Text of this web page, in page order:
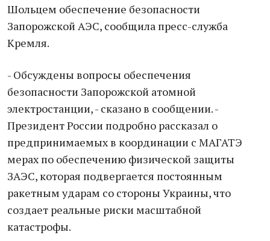
Шольцем обеспечение безопасности
Запорожской АЭС, сообщила пресс-служба
Кремля.
- Обсуждены вопросы обеспечения
безопасности Запорожской атомной
электростанции, - сказано в сообщении. -
Президент России подробно рассказал о
предпринимаемых в координации с МАГАТЭ
мерах по обеспечению физической защиты
ЗАЭС, которая подвергается постоянным
ракетным ударам со стороны Украины, что
создает реальные риски масштабной
катастрофы.